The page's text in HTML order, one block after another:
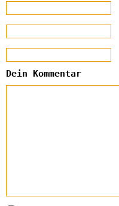
Dein Kommentar